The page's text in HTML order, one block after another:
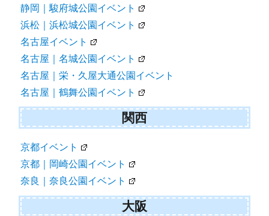
静岡｜駿府城公園イベント
浜松｜浜松城公園イベント
名古屋イベント
名古屋｜名城公園イベント
名古屋｜栄・久屋大通公園イベント
名古屋｜鶴舞公園イベント
関西
京都イベント
京都｜岡崎公園イベント
奈良｜奈良公園イベント
大阪